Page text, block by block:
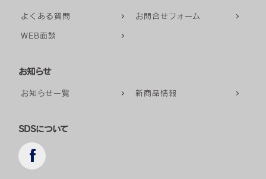
よくある質問 お問合せフォーム
WEB面談
お知らせ
お知らせ一覧 新商品情報
SDSについて